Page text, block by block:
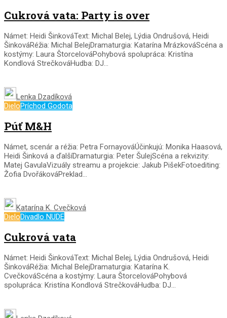
Cukrová vata: Party is over
Námet: Heidi ŠinkováText: Michal Belej, Lýdia Ondrušová, Heidi
ŠinkováRéžia: Michal BelejDramaturgia: Katarína MrázkováScéna a
kostýmy: Laura ŠtorcelováPohybová spolupráca: Kristína
Kondlová StrečkováHudba: DJ...
Lenka Dzadíková
DieloPríchod Godota
Púť M&H
Námet, scenár a réžia: Petra FornayováÚčinkujú: Monika Haasová,
Heidi Šinková a ďalšíDramaturgia: Peter ŠulejScéna a rekvizity:
Matej GavulaVizuály streamu a projekcie: Jakub PišekFotoediting:
Žofia DvořákováPreklad...
Katarína K. Cvečková
DieloDivadlo NUDE
Cukrová vata
Námet: Heidi ŠinkováText: Michal Belej, Lýdia Ondrušová, Heidi
ŠinkováRéžia: Michal BelejDramaturgia: Katarína K.
CvečkováScéna a kostýmy: Laura ŠtorcelováPohybová
spolupráca: Kristína Kondlová StrečkováHudba: DJ...